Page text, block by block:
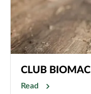
CLUB BIOMAC
Read